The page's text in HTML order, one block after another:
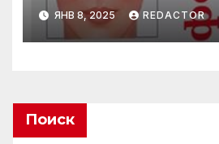
ЯНВ 8, 2025 REDACTOR
Поиск